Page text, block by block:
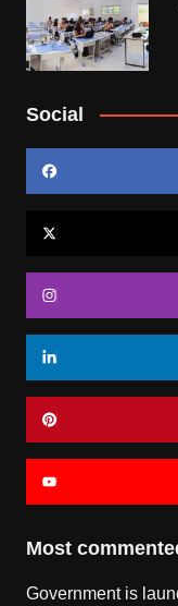
Social
Most
Government is